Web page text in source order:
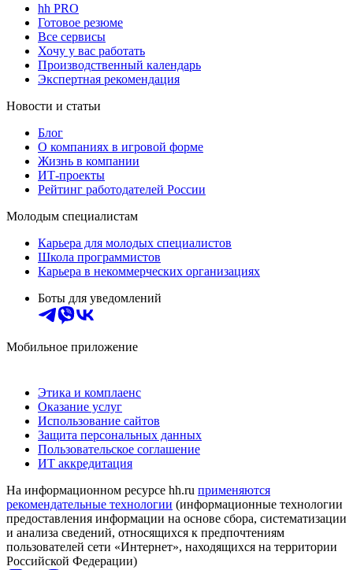
hh PRO
Готовое резюме
Все сервисы
Хочу у вас работать
Производственный календарь
Экспертная рекомендация
Новости и статьи
Блог
О компаниях в игровой форме
Жизнь в компании
ИТ-проекты
Рейтинг работодателей России
Молодым специалистам
Карьера для молодых специалистов
Школа программистов
Карьера в некоммерческих организациях
Боты для уведомлений
Мобильное приложение
Этика и комплаенс
Оказание услуг
Использование сайтов
Защита персональных данных
Пользовательское соглашение
ИТ аккредитация
На информационном ресурсе hh.ru применяются
рекомендательные технологии (информационные технологии
предоставления информации на основе сбора, систематизации
и анализа сведений, относящихся к предпочтениям
пользователей сети «Интернет», находящихся на территории
Российской Федерации)